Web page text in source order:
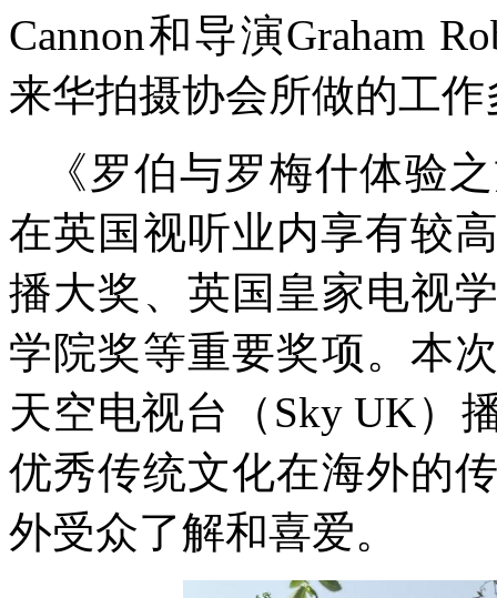
Cannon和导演Graham
来华拍摄协会所做的工
《罗伯与罗梅什体验
在英国视听业内享有较
播大奖、英国皇家电视
学院奖等重要奖项。本
天空电视台（Sky UK）
优秀传统文化在海外的
外受众了解和喜爱。